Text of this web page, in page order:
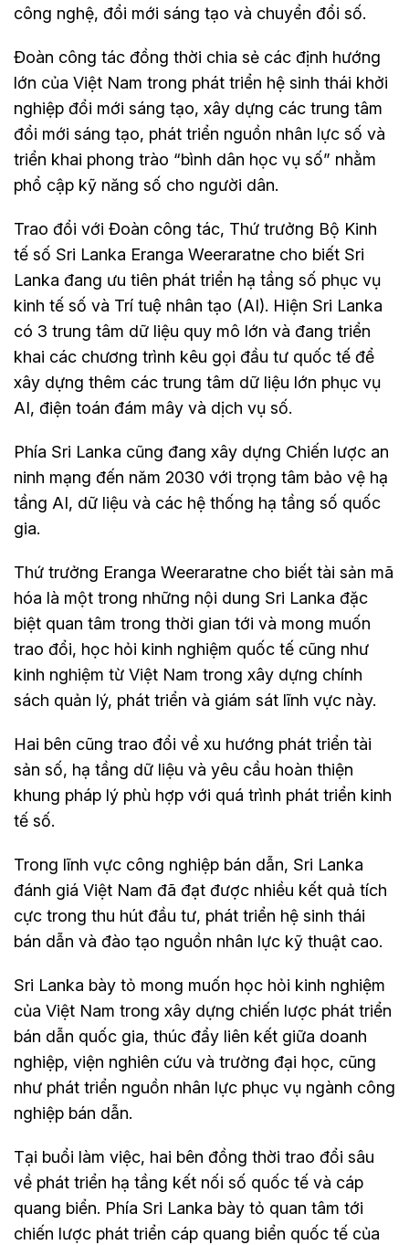
công nghệ, đổi mới sáng tạo và chuyển đổi số.
Đoàn công tác đồng thời chia sẻ các định hướng
lớn của Việt Nam trong phát triển hệ sinh thái khởi
nghiệp đổi mới sáng tạo, xây dựng các trung tâm
đổi mới sáng tạo, phát triển nguồn nhân lực số và
triển khai phong trào “bình dân học vụ số” nhằm
phổ cập kỹ năng số cho người dân.
Trao đổi với Đoàn công tác, Thứ trưởng Bộ Kinh
tế số Sri Lanka Eranga Weeraratne cho biết Sri
Lanka đang ưu tiên phát triển hạ tầng số phục vụ
kinh tế số và Trí tuệ nhân tạo (AI). Hiện Sri Lanka
có 3 trung tâm dữ liệu quy mô lớn và đang triển
khai các chương trình kêu gọi đầu tư quốc tế để
xây dựng thêm các trung tâm dữ liệu lớn phục vụ
AI, điện toán đám mây và dịch vụ số.
Phía Sri Lanka cũng đang xây dựng Chiến lược an
ninh mạng đến năm 2030 với trọng tâm bảo vệ hạ
tầng AI, dữ liệu và các hệ thống hạ tầng số quốc
gia.
Thứ trưởng Eranga Weeraratne cho biết tài sản mã
hóa là một trong những nội dung Sri Lanka đặc
biệt quan tâm trong thời gian tới và mong muốn
trao đổi, học hỏi kinh nghiệm quốc tế cũng như
kinh nghiệm từ Việt Nam trong xây dựng chính
sách quản lý, phát triển và giám sát lĩnh vực này.
Hai bên cũng trao đổi về xu hướng phát triển tài
sản số, hạ tầng dữ liệu và yêu cầu hoàn thiện
khung pháp lý phù hợp với quá trình phát triển kinh
tế số.
Trong lĩnh vực công nghiệp bán dẫn, Sri Lanka
đánh giá Việt Nam đã đạt được nhiều kết quả tích
cực trong thu hút đầu tư, phát triển hệ sinh thái
bán dẫn và đào tạo nguồn nhân lực kỹ thuật cao.
Sri Lanka bày tỏ mong muốn học hỏi kinh nghiệm
của Việt Nam trong xây dựng chiến lược phát triển
bán dẫn quốc gia, thúc đẩy liên kết giữa doanh
nghiệp, viện nghiên cứu và trường đại học, cũng
như phát triển nguồn nhân lực phục vụ ngành công
nghiệp bán dẫn.
Tại buổi làm việc, hai bên đồng thời trao đổi sâu
về phát triển hạ tầng kết nối số quốc tế và cáp
quang biển. Phía Sri Lanka bày tỏ quan tâm tới
chiến lược phát triển cáp quang biển quốc tế của